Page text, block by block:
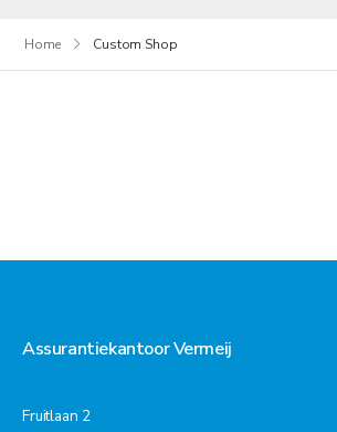
Home Custom Shop
Assurantiekantoor Vermeij
Fruitlaan 2